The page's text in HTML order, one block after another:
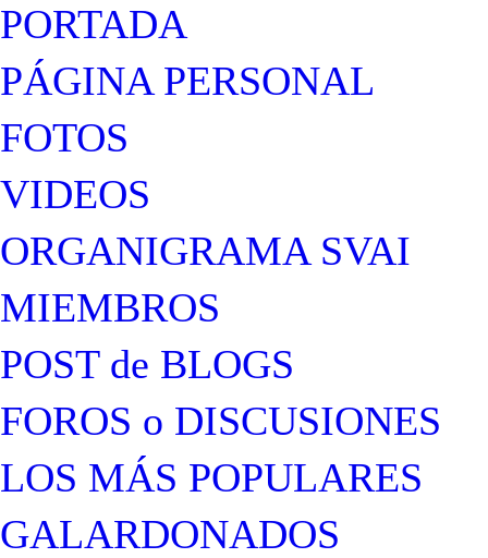
PORTADA
PÁGINA PERSONAL
FOTOS
VIDEOS
ORGANIGRAMA SVAI
MIEMBROS
POST de BLOGS
FOROS o DISCUSIONES
LOS MÁS POPULARES
GALARDONADOS